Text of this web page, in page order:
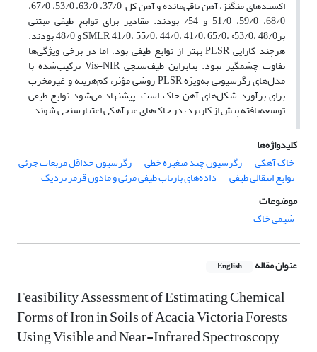
اکسیدهای منگنز، آهن باقی‌مانده و آهن کل 37/0، 63/0، 53/0، 67/0،
68/0، 59/0، 51/0 و 54/ بودند. مقادیر برای توابع طیفی مبتنی
برSMLR 41/0، 55/0، 44/0، 41/0، 65/0، ۰53/0، 48/0 و 48/0 بودند.
هرچند کارایی PLSR بهتر از توابع طیفی بود، اما در برخی ویژگی‌ها
تفاوت چشمگیر نبود. بنابراین طیف‌سنجی Vis-NIR ترکیب‌شده با
مدل‌های رگرسیونی به‌ویژه PLSR روشی مؤثر، کم‌هزینه و غیرمخرب
برای برآورد شکل‌های آهن خاک است. پیشنهاد می‌شود توابع طیفی
توسعه‌یافته پیش از کاربرد، در خاک‌های غیرآهکی اعتبارسنجی شوند.
کلیدواژه‌ها
خاک آهکی
رگرسیون چند متغیره خطی رگرسیون حداقل مربعات جزئی
توابع انتقالی طیفی
داده‌های بازتاب طیفی مرئی و مادون قرمز نزدیک
موضوعات
شیمی خاک
عنوان مقاله English
Feasibility Assessment of Estimating Chemical
Forms of Iron in Soils of Acacia Victoria Forests
Using Visible and Near-Infrared Spectroscopy